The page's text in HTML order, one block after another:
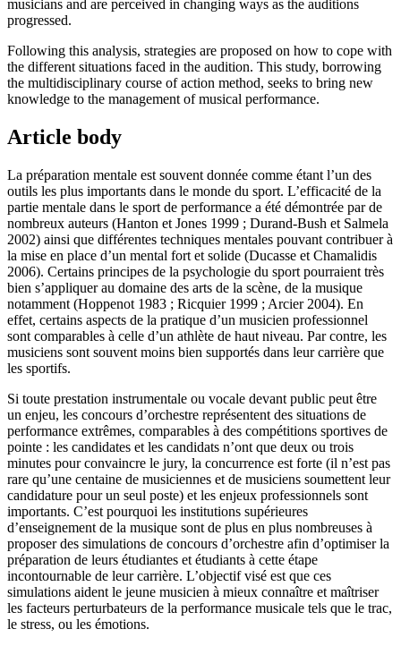
musicians and are perceived in changing ways as the auditions
progressed.
Following this analysis, strategies are proposed on how to cope with
the different situations faced in the audition. This study, borrowing
the multidisciplinary course of action method, seeks to bring new
knowledge to the management of musical performance.
Article body
La préparation mentale est souvent donnée comme étant l’un des
outils les plus importants dans le monde du sport. L’efficacité de la
partie mentale dans le sport de performance a été démontrée par de
nombreux auteurs (Hanton et Jones 1999 ; Durand-Bush et Salmela
2002) ainsi que différentes techniques mentales pouvant contribuer à
la mise en place d’un mental fort et solide (Ducasse et Chamalidis
2006). Certains principes de la psychologie du sport pourraient très
bien s’appliquer au domaine des arts de la scène, de la musique
notamment (Hoppenot 1983 ; Ricquier 1999 ; Arcier 2004). En
effet, certains aspects de la pratique d’un musicien professionnel
sont comparables à celle d’un athlète de haut niveau. Par contre, les
musiciens sont souvent moins bien supportés dans leur carrière que
les sportifs.
Si toute prestation instrumentale ou vocale devant public peut être
un enjeu, les concours d’orchestre représentent des situations de
performance extrêmes, comparables à des compétitions sportives de
pointe : les candidates et les candidats n’ont que deux ou trois
minutes pour convaincre le jury, la concurrence est forte (il n’est pas
rare qu’une centaine de musiciennes et de musiciens soumettent leur
candidature pour un seul poste) et les enjeux professionnels sont
importants. C’est pourquoi les institutions supérieures
d’enseignement de la musique sont de plus en plus nombreuses à
proposer des simulations de concours d’orchestre afin d’optimiser la
préparation de leurs étudiantes et étudiants à cette étape
incontournable de leur carrière. L’objectif visé est que ces
simulations aident le jeune musicien à mieux connaître et maîtriser
les facteurs perturbateurs de la performance musicale tels que le trac,
le stress, ou les émotions.